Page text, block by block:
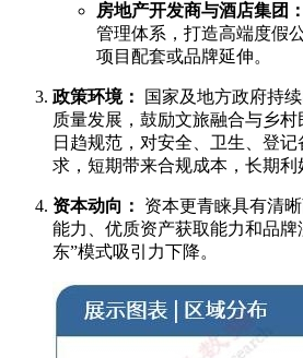
房地产开发商与酒店集团：
管理体系，打造高端度假
项目配套或品牌延伸。
政策环境：
国家及地方政府持
质量发展，鼓励文旅融合与乡
日趋规范，对安全、卫生、登
求，短期带来合规成本，长期利
资本动向：
资本更青睐具有清
能力、优质资产获取能力和品
东”模式吸引力下降。